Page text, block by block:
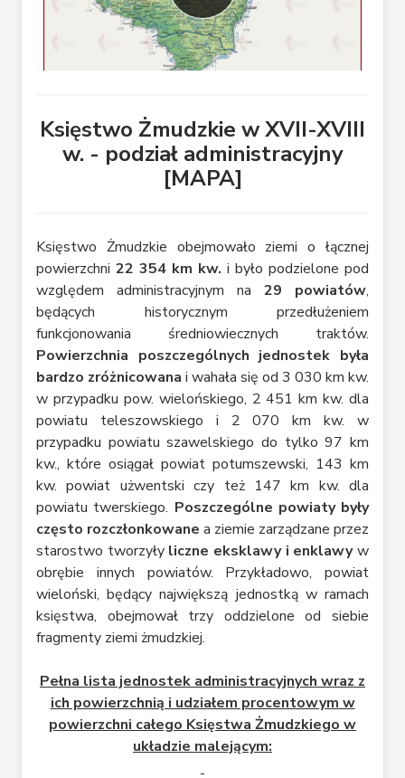
Księstwo Żmudzkie w XVII-XVIII
w. - podział administracyjny
[MAPA]
Księstwo Żmudzkie obejmowało ziemi o łącznej
powierzchni 22 354 km kw. i było podzielone pod
względem administracyjnym na 29 powiatów,
będących historycznym przedłużeniem
funkcjonowania średniowiecznych traktów.
Powierzchnia poszczególnych jednostek była
bardzo zróżnicowana i wahała się od 3 030 km kw.
w przypadku pow. wielońskiego, 2 451 km kw. dla
powiatu teleszowskiego i 2 070 km kw. w
przypadku powiatu szawelskiego do tylko 97 km
kw., które osiągał powiat potumszewski, 143 km
kw. powiat użwentski czy też 147 km kw. dla
powiatu twerskiego. Poszczególne powiaty były
często rozczłonkowane a ziemie zarządzane przez
starostwo tworzyły liczne eksklawy i enklawyw
obrębie innych powiatów. Przykładowo, powiat
wieloński, będący największą jednostką w ramach
księstwa, obejmował trzy oddzielone od siebie
fragmenty ziemi żmudzkiej.
Pełna lista jednostek administracyjnych wraz z
ich powierzchnią i udziałem procentowym w
powierzchni całego Księstwa Żmudzkiego w
układzie malejącym: